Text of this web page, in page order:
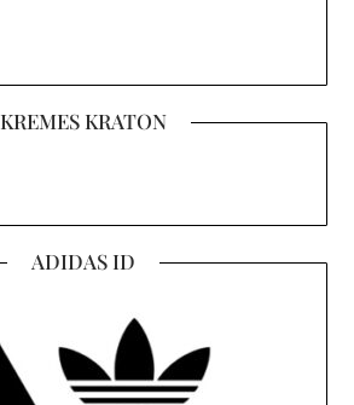
KREMES KRATON
ADIDAS ID